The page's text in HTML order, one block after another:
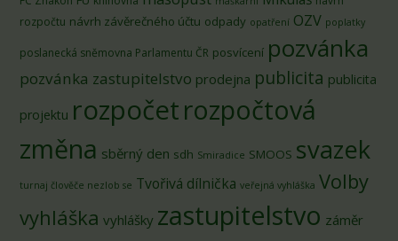
rozpočtu návrh závěrečného účtu odpady opatření OZV poplatky
poslanecká sněmovna Parlamentu ČR posvícení pozvánka
pozvánka zastupitelstvo prodejna publicita publicita
projektu rozpočetrozpočtová
změna sběrný den sdh Smiradice SMOOS svazek
turnaj člověče nezlob se Tvořivá dílnička veřejná vyhláška Volby
vyhláška vyhlášky zastupitelstvo záměr